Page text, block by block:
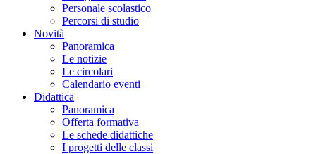
Personale scolastico
Percorsi di studio
Novità
Panoramica
Le notizie
Le circolari
Calendario eventi
Didattica
Panoramica
Offerta formativa
Le schede didattiche
I progetti delle classi